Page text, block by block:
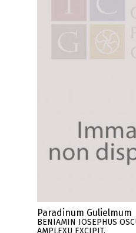
Paradinum Gulielmum
BENIAMIN IOSEPHUS
AMPLEXU EXCIPIT.